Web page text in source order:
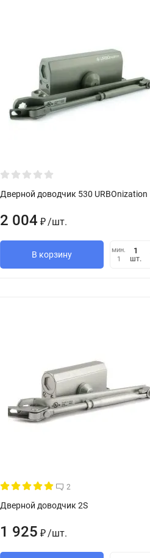
Дверной доводчик 530 URBOnization
2 004 ₽ /шт.
В корзину
мин.
1
шт.
2
Дверной доводчик 2S
1 925 ₽ /шт.